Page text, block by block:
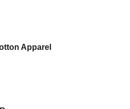
Apparel